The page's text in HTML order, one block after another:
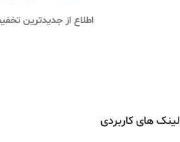
اطلاع از جدیدترین
لینک های کاربردی